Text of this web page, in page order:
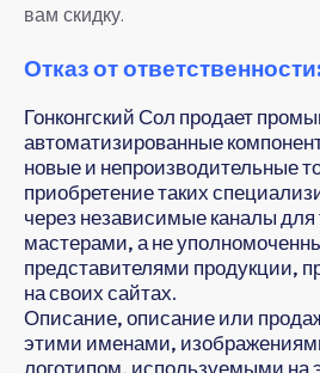
вам скидку.
Отказ от ответственности:
Гонконгский Сол продает
автоматизированные
новые и непроизводительные
приобретение таких
через независимые каналы для
мастерами, а не
представителями продукции,
на своих сайтах.
Описание, описание или
этими именами,
логотипом, используемыми на